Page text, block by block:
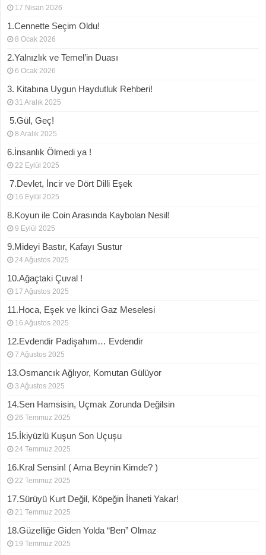
17 Nisan 2026
1.Cennette Seçim Oldu!
8 Ocak 2026
2.Yalnızlık ve Temel’in Duası
6 Ocak 2026
3. Kitabına Uygun Haydutluk Rehberi!
31 Aralık 2025
5.Gül, Geç!
8 Aralık 2025
6.İnsanlık Ölmedi ya !
22 Eylül 2025
7.Devlet, İncir ve Dört Dilli Eşek
16 Eylül 2025
8.Koyun ile Coin Arasında Kaybolan Nesil!
9 Eylül 2025
9.Mideyi Bastır, Kafayı Sustur
24 Ağustos 2025
10.Ağaçtaki Çuval !
17 Ağustos 2025
11.Hoca, Eşek ve İkinci Gaz Meselesi
16 Ağustos 2025
12.Evdendir Padişahım… Evdendir
7 Ağustos 2025
13.Osmancık Ağlıyor, Komutan Gülüyor
3 Ağustos 2025
14.Sen Hamsisin, Uçmak Zorunda Değilsin
26 Temmuz 2025
15.İkiyüzlü Kuşun Son Uçuşu
24 Temmuz 2025
16.Kral Sensin! ( Ama Beynin Kimde? )
22 Temmuz 2025
17.Sürüyü Kurt Değil, Köpeğin İhaneti Yakar!
21 Temmuz 2025
18.Güzelliğe Giden Yolda “Ben” Olmaz
19 Temmuz 2025